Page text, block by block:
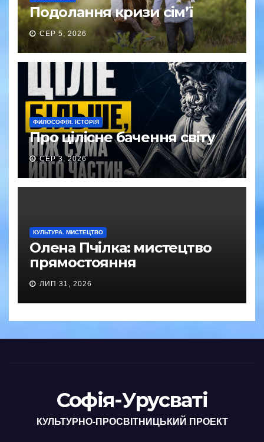
Подолання кризи сім’ї
СЕР 5, 2026
ФИЛОСОФІЯ. ІСТОРІЯ
Про цілісне бачення світу
СЕР 3, 2026
КУЛЬТУРА. МИСТЕЦТВО
Олена Пчілка: мистецтво
прямостояння
ЛИП 31, 2026
Софія-Урусваті
КУЛЬТУРНО-ПРОСВІТНИЦЬКИЙ ПРОЕКТ